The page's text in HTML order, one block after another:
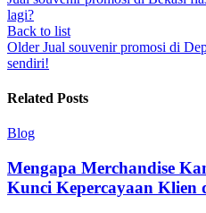
lagi?
Back to list
Older Jual souvenir promosi di
sendiri!
Related Posts
Blog
Mengapa Merchandise
Kunci Kepercayaan Klien